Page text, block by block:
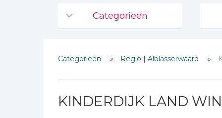
Categorieën
De Bijbel
Bijbelse Dagboeken 2026
Bijbelstudie groepen
Categorieën Regio | Alblasserwaard
KINDERDIJK LAND
Schrijf hieronder je review!